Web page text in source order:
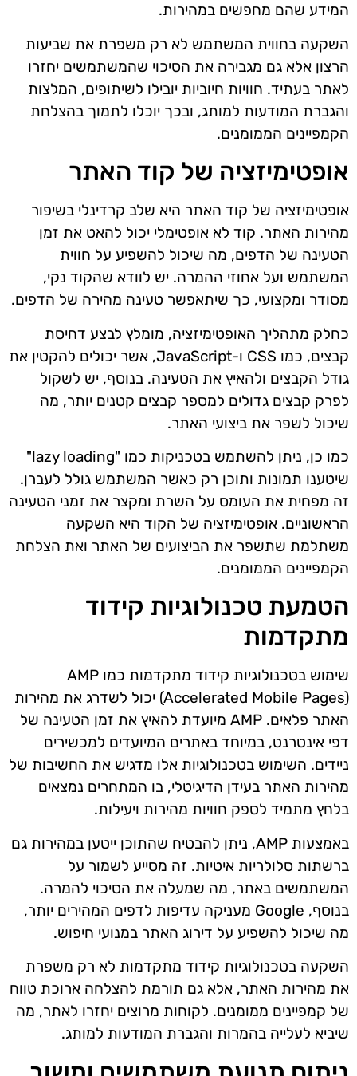
המידע שהם מחפשים במהירות.
השקעה בחווית המשתמש לא רק משפרת את שביעות
הרצון אלא גם מגבירה את הסיכוי שהמשתמשים יחזרו
לאתר בעתיד. חוויות חיוביות יובילו לשיתופים, המלצות
והגברת המודעות למותג, ובכך יוכלו לתמוך בהצלחת
הקמפיינים הממומנים.
אופטימיזציה של קוד האתר
אופטימיזציה של קוד האתר היא שלב קרדינלי בשיפור
מהירות האתר. קוד לא אופטימלי יכול להאט את זמן
הטעינה של הדפים, מה שיכול להשפיע על חווית
המשתמש ועל אחוזי ההמרה. יש לוודא שהקוד נקי,
מסודר ומקצועי, כך שיתאפשר טעינה מהירה של הדפים.
כחלק מתהליך האופטימיזציה, מומלץ לבצע דחיסת
קבצים, כמו CSS ו-JavaScript, אשר יכולים להקטין את
גודל הקבצים ולהאיץ את הטעינה. בנוסף, יש לשקול
לפרק קבצים גדולים למספר קבצים קטנים יותר, מה
שיכול לשפר את ביצועי האתר.
כמו כן, ניתן להשתמש בטכניקות כמו "lazy loading"
שיטענו תמונות ותוכן רק כאשר המשתמש גולל לעברן.
זה מפחית את העומס על השרת ומקצר את זמני הטעינה
הראשוניים. אופטימיזציה של הקוד היא השקעה
משתלמת שתשפר את הביצועים של האתר ואת הצלחת
הקמפיינים הממומנים.
הטמעת טכנולוגיות קידוד
מתקדמות
שימוש בטכנולוגיות קידוד מתקדמות כמו AMP
(Accelerated Mobile Pages) יכול לשדרג את מהירות
האתר פלאים. AMP מיועדת להאיץ את זמן הטעינה של
דפי אינטרנט, במיוחד באתרים המיועדים למכשירים
ניידים. השימוש בטכנולוגיות אלו מדגיש את החשיבות של
מהירות האתר בעידן הדיגיטלי, בו המתחרים נמצאים
בלחץ מתמיד לספק חוויות מהירות ויעילות.
באמצעות AMP, ניתן להבטיח שהתוכן ייטען במהירות גם
ברשתות סלולריות איטיות. זה מסייע לשמור על
המשתמשים באתר, מה שמעלה את הסיכוי להמרה.
בנוסף, Google מעניקה עדיפות לדפים המהירים יותר,
מה שיכול להשפיע על דירוג האתר במנועי חיפוש.
השקעה בטכנולוגיות קידוד מתקדמות לא רק משפרת
את מהירות האתר, אלא גם תורמת להצלחה ארוכת טווח
של קמפיינים ממומנים. לקוחות מרוצים יחזרו לאתר, מה
שיביא לעלייה בהמרות והגברת המודעות למותג.